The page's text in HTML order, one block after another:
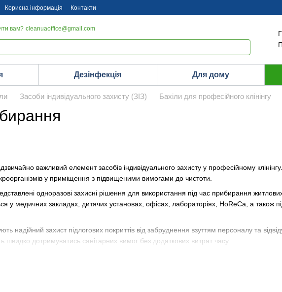
Корисна інформація Контакти
вам? cleanuaoffice@gmail.com
Дезінфекція Для дому
Засоби індивідуального захисту (ЗІЗ) Бахіли для професійного клінінгу
важливий елемент засобів індивідуального захисту у професійному
у приміщення з підвищеними вимогами до чистоти.
одноразові захисні рішення для використання під час прибирання
у медичних закладах, дитячих установах, офісах, лабораторіях, HoReCa, а також
надійний захист підлогових покриттів від забруднення взуттям персоналу та
швидко дотримуватись санітарних вимог без додаткових витрат часу.